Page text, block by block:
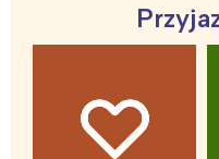
Interesują